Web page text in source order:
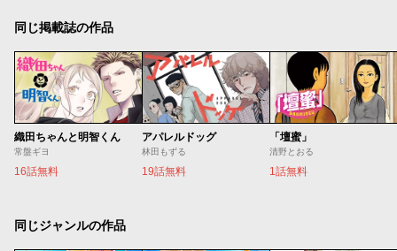
同じ掲載誌の作品
織田ちゃんと明智くん
常盤ギヨ
16話無料
アパレルドッグ
林田もずる
19話無料
「壇蜜」
清野とおる
1話無料
同じジャンルの作品